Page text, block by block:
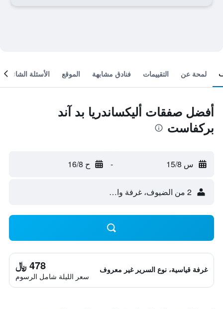
لمحة عن التقييمات فنادق مشابهة الموقع الأسئلة الشائعة
أفضل صفقات أليكساندريا بد آند
بركفاست
س 15/8 - ح 16/8
2 من الضيوف، غرفة واحدة
غرفة قياسية، نوع السرير غير معروف 478 ﷼
سعر الليلة شامل الرسوم